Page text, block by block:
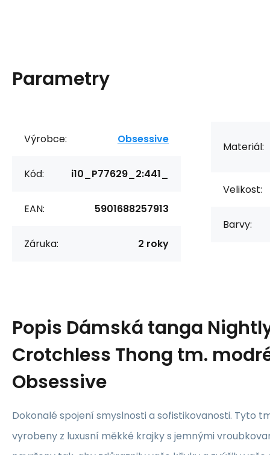
Parametry
Výrobce: Obsessive
Kód: i10_P77629_2:441_
EAN: 5901688257913
Záruka: 2 roky
Materiál:
Velikost:
Barvy:
Popis Dámská tanga
Crotchless Thong tm.
Obsessive
Dokonalé spojení smyslnosti a sofistikovanosti. Tyto
vyrobeny z luxusní měkké krajky s jemnými